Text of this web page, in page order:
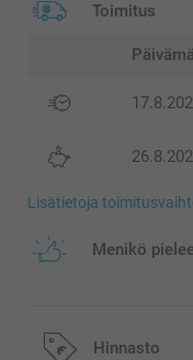
Toimitus
Lisätietoja
Menikö
Hinnasto